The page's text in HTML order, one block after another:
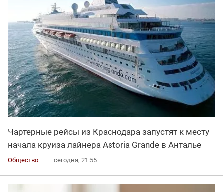
Чартерные рейсы из Краснодара запустят к месту
начала круиза лайнера Astoria Grande в Анталье
Общество сегодня, 21:55